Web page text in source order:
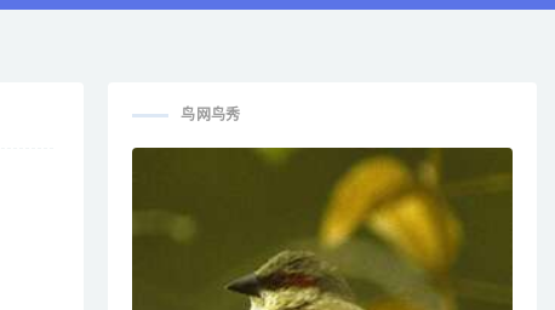
鸟网鸟秀